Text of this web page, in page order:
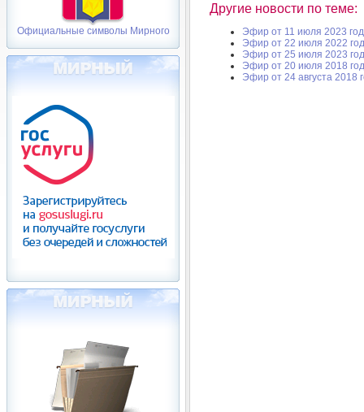
Официальные символы Мирного
Другие новости по теме:
Эфир от 11 июля 2023
Эфир от 22 июля 2022
Эфир от 25 июля 2023
Эфир от 20 июля 2018
Эфир от 24 августа 2018